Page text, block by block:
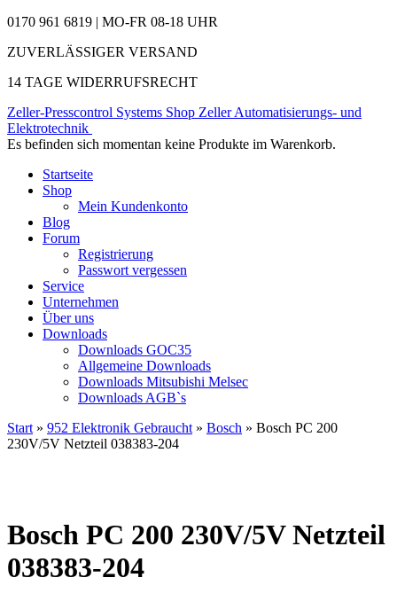
0170 961 6819 | MO-FR 08-18 UHR
ZUVERLÄSSIGER VERSAND
14 TAGE WIDERRUFSRECHT
Zeller-Presscontrol Systems Shop Zeller Automatisierungs- und
Elektrotechnik
Es befinden sich momentan keine Produkte im Warenkorb.
Startseite
Shop
Mein Kundenkonto
Blog
Forum
Registrierung
Passwort vergessen
Service
Unternehmen
Über uns
Downloads
Downloads GOC35
Allgemeine Downloads
Downloads Mitsubishi Melsec
Downloads AGB`s
Start » 952 Elektronik Gebraucht » Bosch » Bosch PC 200
230V/5V Netzteil 038383-204
Bosch PC 200 230V/5V Netzteil
038383-204